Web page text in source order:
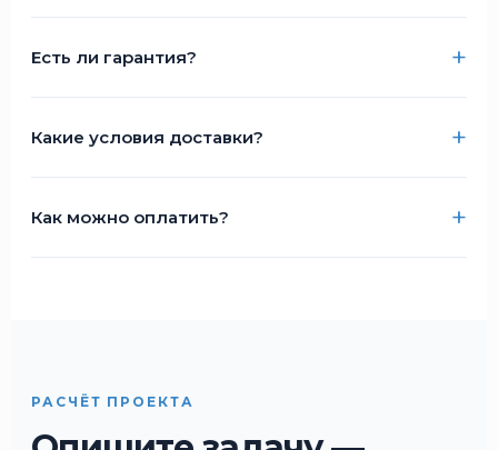
Есть ли гарантия?
Какие условия доставки?
Как можно оплатить?
РАСЧЁТ ПРОЕКТА